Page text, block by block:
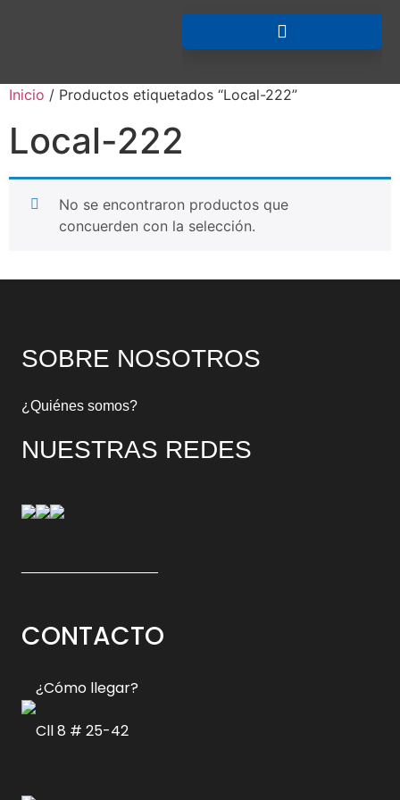
Inicio / Productos etiquetados “Local-222”
Local-222
No se encontraron productos que
concuerden con la selección.
SOBRE NOSOTROS
¿Quiénes somos?
NUESTRAS REDES
CONTACTO
¿Cómo llegar?
Cll 8 # 25-42